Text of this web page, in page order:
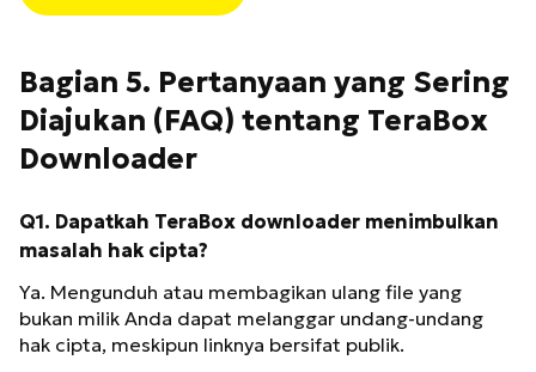
Bagian 5. Pertanyaan yang Sering
Diajukan (FAQ) tentang TeraBox
Downloader
Q1. Dapatkah TeraBox downloader menimbulkan
masalah hak cipta?
Ya. Mengunduh atau membagikan ulang file yang
bukan milik Anda dapat melanggar undang-undang
hak cipta, meskipun linknya bersifat publik.